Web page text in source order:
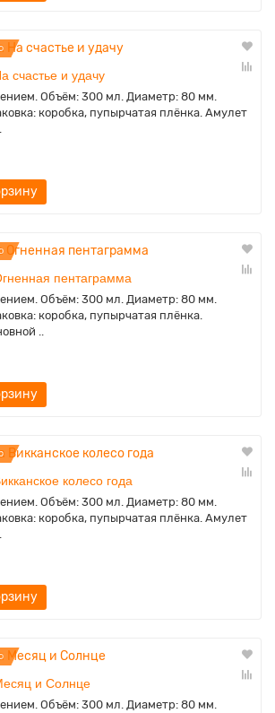
счастье и удачу
Объём: 300 мл. Диаметр: 80 мм.
коробка, пупырчатая плёнка. Амулет
пентаграмма
Объём: 300 мл. Диаметр: 80 мм.
коробка, пупырчатая плёнка.
..
колесо года
Объём: 300 мл. Диаметр: 80 мм.
коробка, пупырчатая плёнка. Амулет
и Солнце
Объём: 300 мл. Диаметр: 80 мм.